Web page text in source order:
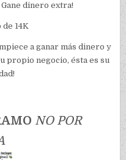
dinero extra!
de 14K
a ganar más dinero y
propio negocio, ésta es su
NO POR